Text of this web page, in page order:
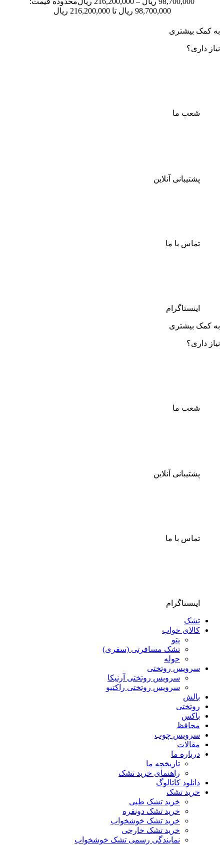
98,700,000 ریال تا 216,200,000 ریال
به کمک بیشتری
نیاز داری؟
شعب ما
پشتیبانی آنلاین
تماس با ما
اینستاگرام
به کمک بیشتری
نیاز داری؟
شعب ما
پشتیبانی آنلاین
تماس با ما
اینستاگرام
تشک
کالای خواب
پتو
تشک مسافرتی (سفری)
حوله
سرویس روتختی
سرویس روتختی آرنیکا
سرویس روتختی راکتیو
بالش
روتختی
باکس
محافظ
سرویس چوب
مقالات
درباره ما
تاریخچه ما
راهنمای خرید تشک
دانلود کاتالوگ
خرید تشک
خرید تشک طبی
خرید تشک دونفره
خرید تشک خوشخواب
خرید تشک خارجی
نمایندگی رسمی تشک خوشخواب